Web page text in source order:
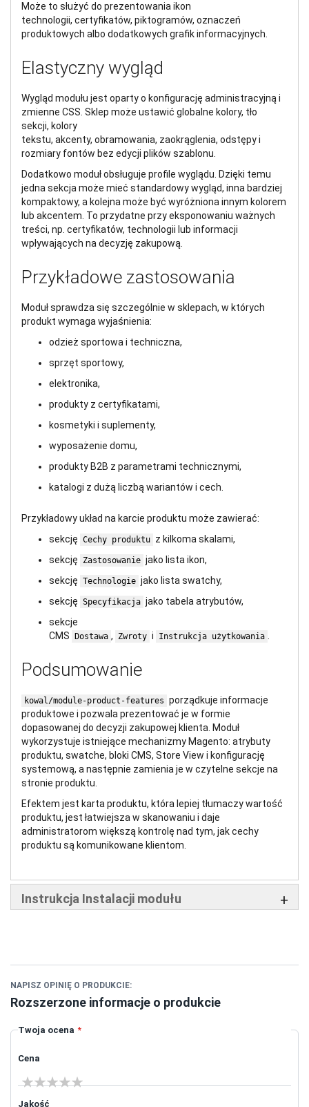
Może to służyć do prezentowania ikon
technologii, certyfikatów, piktogramów, oznaczeń
produktowych albo dodatkowych grafik informacyjnych.
Elastyczny wygląd
Wygląd modułu jest oparty o konfigurację administracyjną i
zmienne CSS. Sklep może ustawić globalne kolory, tło
sekcji, kolory
tekstu, akcenty, obramowania, zaokrąglenia, odstępy i
rozmiary fontów bez edycji plików szablonu.
Dodatkowo moduł obsługuje profile wyglądu. Dzięki temu
jedna sekcja może mieć standardowy wygląd, inna bardziej
kompaktowy, a kolejna może być wyróżniona innym kolorem
lub akcentem. To przydatne przy eksponowaniu ważnych
treści, np. certyfikatów, technologii lub informacji
wpływających na decyzję zakupową.
Przykładowe zastosowania
Moduł sprawdza się szczególnie w sklepach, w których
produkt wymaga wyjaśnienia:
odzież sportowa i techniczna,
sprzęt sportowy,
elektronika,
produkty z certyfikatami,
kosmetyki i suplementy,
wyposażenie domu,
produkty B2B z parametrami technicznymi,
katalogi z dużą liczbą wariantów i cech.
Przykładowy układ na karcie produktu może zawierać:
sekcję Cechy produktu z kilkoma skalami,
sekcję
Zastosowanie jako lista ikon,
sekcję Technologie jako lista swatchy,
sekcję Specyfikacja jako tabela atrybutów,
sekcje
CMS
Dostawa , Zwroty i Instrukcja użytkowania
Podsumowanie
kowal/module-product-features porządkuje informacje
produktowe i pozwala prezentować je w formie
dopasowanej do decyzji zakupowej klienta. Moduł
wykorzystuje istniejące mechanizmy Magento: atrybuty
produktu, swatche, bloki CMS, Store View i konfigurację
systemową, a następnie zamienia je w czytelne sekcje na
stronie produktu.
Efektem jest karta produktu, która lepiej tłumaczy wartość
produktu, jest łatwiejsza w skanowaniu i daje
administratorom większą kontrolę nad tym, jak cechy
produktu są komunikowane klientom.
Instrukcja Instalacji modułu
NAPISZ OPINIĘ O PRODUKCIE:
Rozszerzone informacje o produkcie
Twoja ocena
Cena
1 star2 stars
3 stars
4 stars5 stars
Jakość